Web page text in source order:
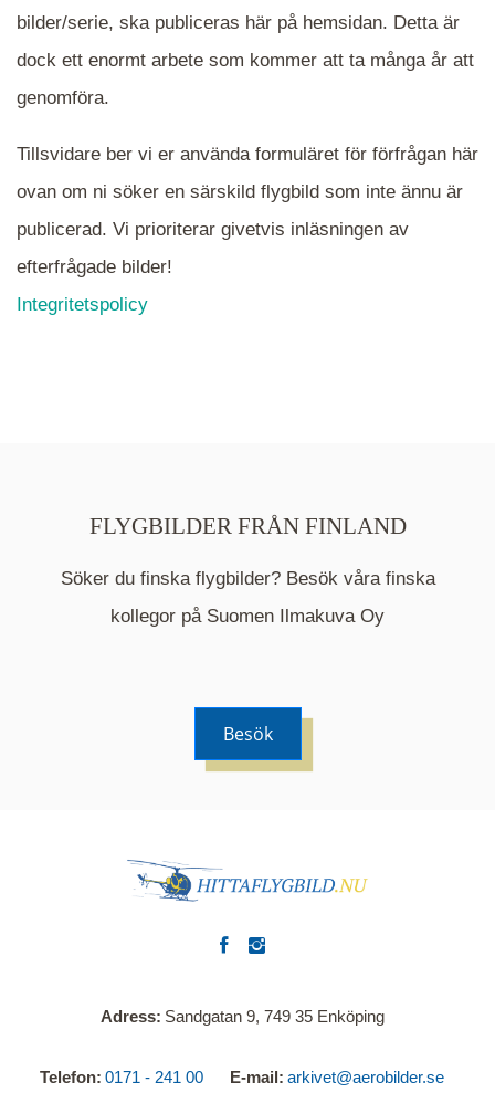
När du ser blåa, röda eller gröna mappar är det
en serie i varje. Dra i kartan för att komma
närmare det område Du söker och klicka på
mappen.
Mappen är en medelpunkt över fotat område och
kommer nu visa de fastigheter som finns just här.
bilder/serie, ska publiceras här på hemsidan. Detta är
dock ett enormt arbete som kommer att ta många år att
genomföra.
Tillsvidare ber vi er använda formuläret för förfrågan här
ovan om ni söker en särskild flygbild som inte ännu är
publicerad. Vi prioriterar givetvis inläsningen av
efterfrågade bilder!
Integritetspolicy
FLYGBILDER FRÅN FINLAND
Söker du finska flygbilder? Besök våra finska
kollegor på Suomen Ilmakuva Oy
Besök
Adress Sandgatan 9, 749 35 Enköping
Telefon 0171 - 241 00 E-mail arkivet@aerobilder.se